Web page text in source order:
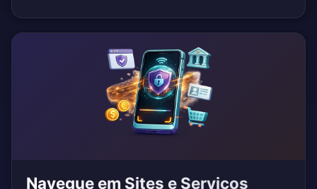
Navegue em Sites e Serviços